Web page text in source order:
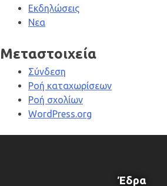
Εκδηλώσεις
Νεα
Μεταστοιχεία
Σύνδεση
Ροή καταχωρίσεων
Ροή σχολίων
WordPress.org
Έδρα